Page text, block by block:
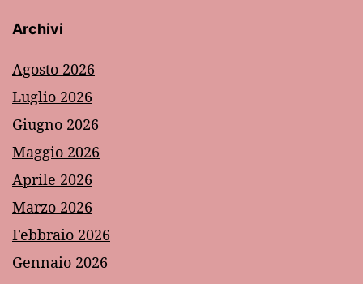
Archivi
Agosto 2026
Luglio 2026
Giugno 2026
Maggio 2026
Aprile 2026
Marzo 2026
Febbraio 2026
Gennaio 2026